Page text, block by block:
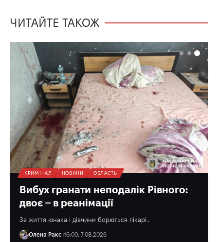
ЧИТАЙТЕ ТАКОЖ
КРИМІНАЛ НОВИНИ ОБЛАСТЬ
Вибух гранати неподалік Рівного:
двоє – в реанімації
За життя юнака і дівчини борються лікарі...
Олена Ракс 16:00, 7.08.2026